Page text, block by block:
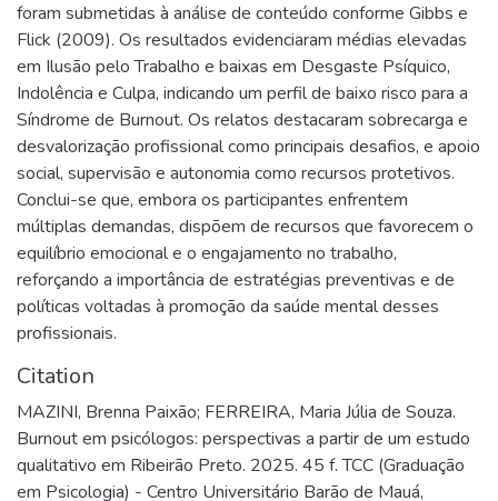
foram submetidas à análise de conteúdo conforme Gibbs e
Flick (2009). Os resultados evidenciaram médias elevadas
em Ilusão pelo Trabalho e baixas em Desgaste Psíquico,
Indolência e Culpa, indicando um perfil de baixo risco para a
Síndrome de Burnout. Os relatos destacaram sobrecarga e
desvalorização profissional como principais desafios, e apoio
social, supervisão e autonomia como recursos protetivos.
Conclui-se que, embora os participantes enfrentem
múltiplas demandas, dispõem de recursos que favorecem o
equilíbrio emocional e o engajamento no trabalho,
reforçando a importância de estratégias preventivas e de
políticas voltadas à promoção da saúde mental desses
profissionais.
Citation
MAZINI, Brenna Paixão; FERREIRA, Maria Júlia de Souza.
Burnout em psicólogos: perspectivas a partir de um estudo
qualitativo em Ribeirão Preto. 2025. 45 f. TCC (Graduação
em Psicologia) - Centro Universitário Barão de Mauá,